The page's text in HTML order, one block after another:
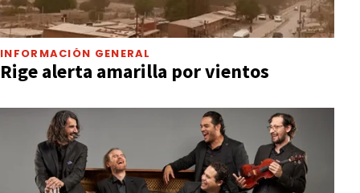
INFORMACIÓN GENERAL
Rige alerta amarilla por vientos